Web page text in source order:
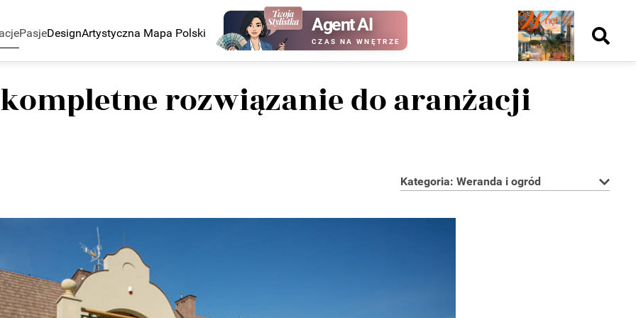
PasjeDesignArtystyczna Mapa Polski Agent AI
CZAS NA WNĘTRZE
Nowy
numer
Wydanie papieroweWydanie cyfrowe
rozwiązanie do aranżacji
Kategoria: Weranda i ogród